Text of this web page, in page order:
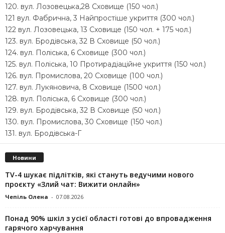
120. вул. Лозовецька,28 Сховище (150 чол.)
121 вул. Фабрична, 3 Найпростіше укриття (300 чол.)
122 вул. Лозовецька, 13 Сховище (150 чол. + 175 чол.)
123. вул. Бродівська, 32 В Сховище (50 чол.)
124. вул. Поліська, 6 Сховище (300 чол.)
125. вул. Поліська, 10 Протирадіаційне укриття (150 чол.)
126. вул. Промислова, 20 Сховище (100 чол.)
127. вул. Лукяновича, 8 Сховище (1500 чол.)
128. вул. Поліська, 6 Сховище (300 чол.)
129. вул. Бродівська, 32 В Сховище (50 чол.)
130. вул. Промислова, 30 Сховище (150 чол.)
131. вул. Бродівська-Г
Новини
TV-4 шукає підлітків, які стануть ведучими нового
проєкту «Злий чат: Вижити онлайн»
Чепіль Олена - 07.08.2026
Понад 90% шкіл з усієї області готові до впровадження
гарячого харчування